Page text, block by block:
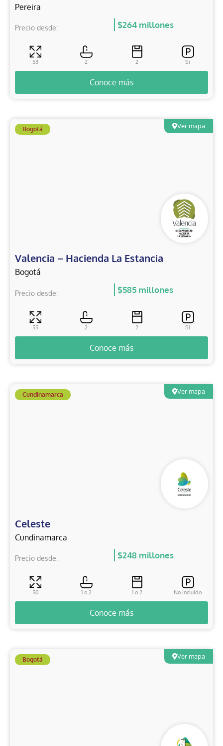
Pereira
Precio desde: $264 millones
53 2 2 Si
Conoce más
Ver mapa
Bogotá
Valencia – Hacienda La Estancia
Bogotá
Precio desde: $585 millones
55 2 2 Si
Conoce más
Ver mapa
Cundinamarca
Celeste
Cundinamarca
Precio desde: $248 millones
50 1 o 2 1 o 2 No incluido
Conoce más
Ver mapa
Bogotá